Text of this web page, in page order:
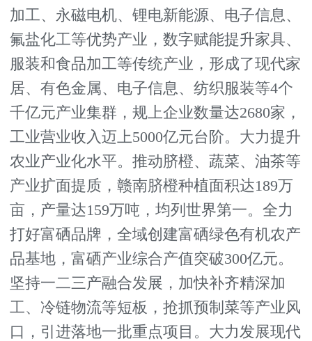
加工、永磁电机、锂电新能源、电子信息、
氟盐化工等优势产业，数字赋能提升家具、
服装和食品加工等传统产业，形成了现代家
居、有色金属、电子信息、纺织服装等4个
千亿元产业集群，规上企业数量达2680家，
工业营业收入迈上5000亿元台阶。大力提升
农业产业化水平。推动脐橙、蔬菜、油茶等
产业扩面提质，赣南脐橙种植面积达189万
亩，产量达159万吨，均列世界第一。全力
打好富硒品牌，全域创建富硒绿色有机农产
品基地，富硒产业综合产值突破300亿元。
坚持一二三产融合发展，加快补齐精深加
工、冷链物流等短板，抢抓预制菜等产业风
口，引进落地一批重点项目。大力发展现代